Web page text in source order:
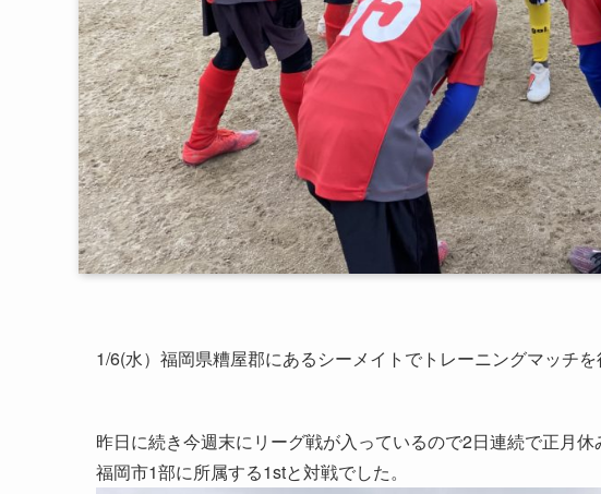
1/6(水）福岡県糟屋郡にあるシーメイトでトレーニングマッチを
昨日に続き今週末にリーグ戦が入っているので2日連続で正月
福岡市1部に所属する1stと対戦でした。